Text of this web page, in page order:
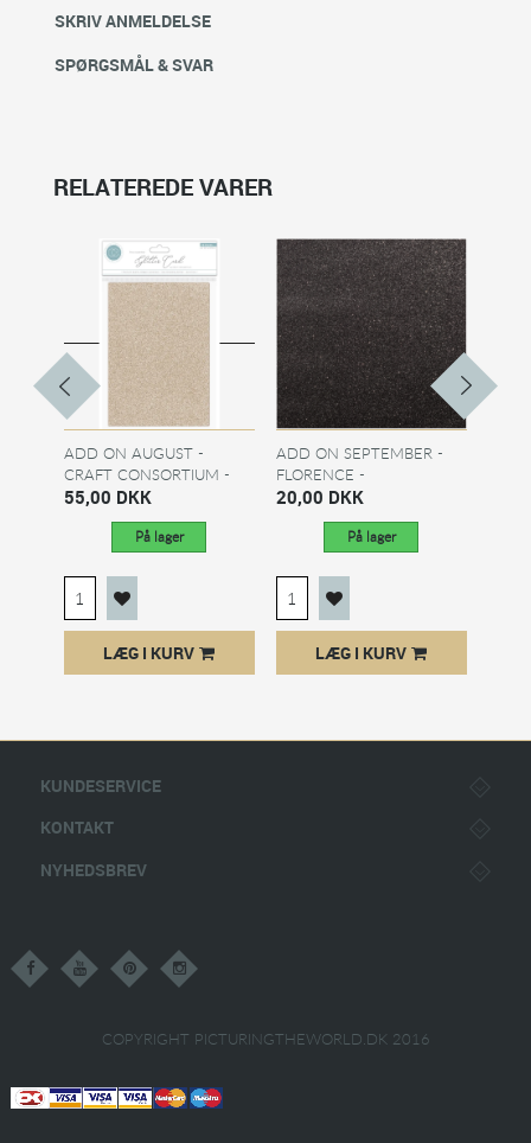
SKRIV ANMELDELSE
SPØRGSMÅL & SVAR
RELATEREDE VARER
ADD ON AUGUST -
CRAFT CONSORTIUM -
THE...
55,00 DKK
På lager
LÆG I KURV
ADD ON SEPTEMBER -
FLORENCE -
SELFADHESIVE...
20,00 DKK
På lager
LÆG I KURV
KUNDESERVICE
KONTAKT
NYHEDSBREV
COPYRIGHT PICTURINGTHEWORLD.DK 2016